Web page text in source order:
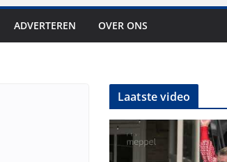
ADVERTEREN OVER ONS
Laatste video